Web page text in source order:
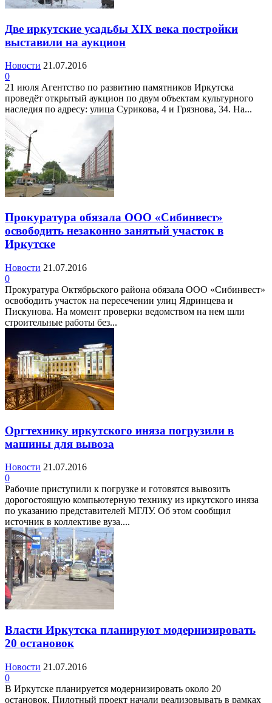
Две иркутские усадьбы XIX века постройки
выставили на аукцион
Новости 21.07.2016
0
21 июля Агентство по развитию памятников Иркутска
проведёт открытый аукцион по двум объектам культурного
наследия по адресу: улица Сурикова, 4 и Грязнова, 34. На...
Прокуратура обязала ООО «Сибинвест»
освободить незаконно занятый участок в
Иркутске
Новости 21.07.2016
0
Прокуратура Октябрьского района обязала ООО «Сибинвест»
освободить участок на пересечении улиц Ядринцева и
Пискунова. На момент проверки ведомством на нем шли
строительные работы без...
Оргтехнику иркутского иняза погрузили в
машины для вывоза
Новости 21.07.2016
0
Рабочие приступили к погрузке и готовятся вывозить
дорогостоящую компьютерную технику из иркутского иняза
по указанию представителей МГЛУ. Об этом сообщил
источник в коллективе вуза....
Власти Иркутска планируют модернизировать
20 остановок
Новости 21.07.2016
0
В Иркутске планируется модернизировать около 20
остановок. Пилотный проект начали реализовывать в рамках